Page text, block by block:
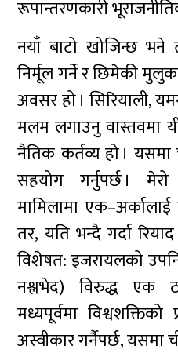
रूपान्तरणकारी
नयाँ बाटो खोजिन्छ भने
निर्मूल गर्ने र छिमेकी
अवसर हो । सिरियाली,
मलम लगाउनु वास्तवमा
नैतिक कर्तव्य हो ।
सहयोग गर्नुपर्छ ।
मामिलामा एक–अर्कालाई
तर, यति भन्दै गर्दा
विशेषत: इजरायलको
नश्लभेद) विरुद्ध एक
मध्यपूर्वमा विश्वशक्तिको
अस्वीकार गर्नैपर्छ, यसमा